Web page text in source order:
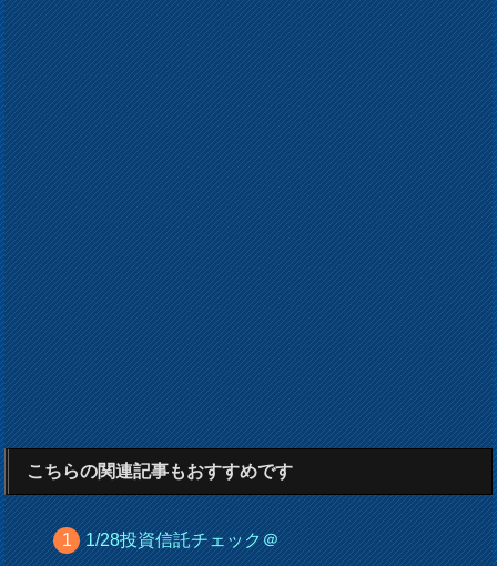
こちらの関連記事もおすすめです
1/28投資信託チェック＠